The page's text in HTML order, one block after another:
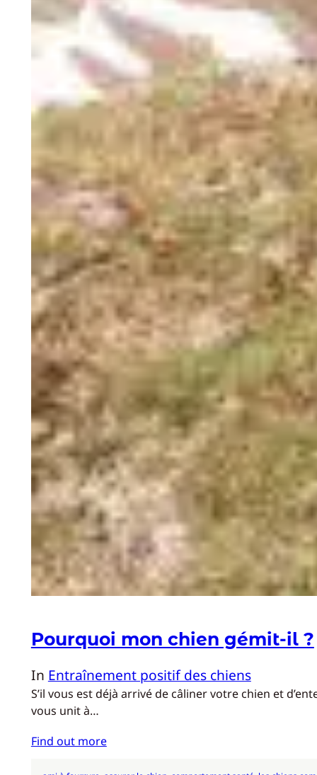
Pourquoi mon chien gémit-il ?
In Entraînement positif des chiens
S’il vous est déjà arrivé de câliner votre chien et
vous unit à…
Find out more